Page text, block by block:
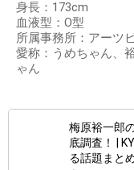
身長：173cm
血液型：O型
所属事務所：アーツ
愛称：うめちゃん、
ゃん
梅原裕一郎
底調査！ |
る話題まと